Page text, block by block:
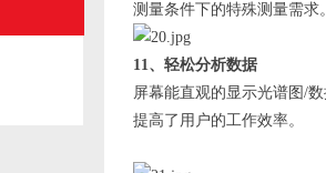
测量条件下的特殊测量需求
11、轻松分析数据
屏幕能直观的显示光谱图/
提高了用户的工作效率。